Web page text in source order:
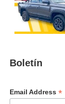
Boletín
Email Address *